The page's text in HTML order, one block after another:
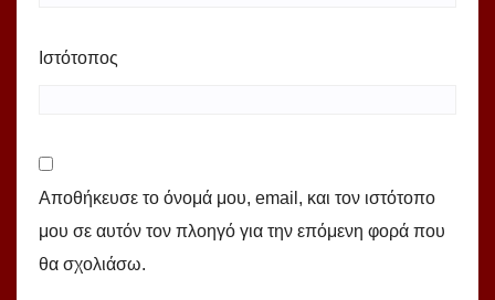
Ιστότοπος
Αποθήκευσε το όνομά μου, email, και τον ιστότοπο
μου σε αυτόν τον πλοηγό για την επόμενη φορά που
θα σχολιάσω.